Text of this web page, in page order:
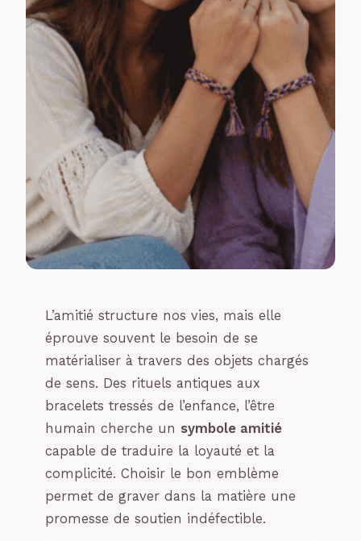
L’amitié structure nos vies, mais elle
éprouve souvent le besoin de se
matérialiser à travers des objets chargés
de sens. Des rituels antiques aux
bracelets tressés de l’enfance, l’être
humain cherche un symbole amitié
capable de traduire la loyauté et la
complicité. Choisir le bon emblème
permet de graver dans la matière une
promesse de soutien indéfectible.